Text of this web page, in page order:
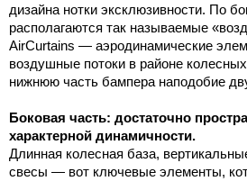
дизайна нотки эксклюзивности. По
располагаются так называемые
AirCurtains — аэродинамические
воздушные потоки в районе
нижнюю часть бампера наподобие
Боковая часть: достаточно
характерной динамичности.
Длинная колесная база,
свесы — вот ключевые элементы,